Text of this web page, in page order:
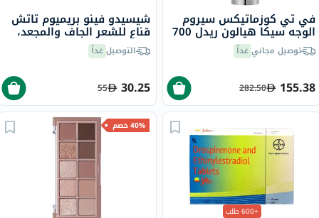
في تي كوزماتيكس سيروم
الوجه سيكا هيالون ريدل 700
شوت ، 30 مل
توصيل مجانيغداً
155.38
282.50
شيسيدو فينو بريميوم تاتش
قناع للشعر الجاف والمجعد،
230 جرامالتوصيلغداً
30.25
55
+600 طلب
40% خصم